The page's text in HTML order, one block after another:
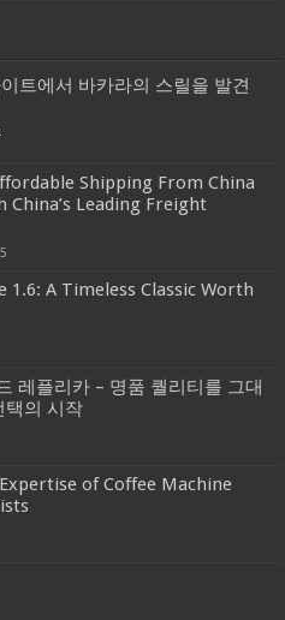
트에서 바카라의 스릴을 발견
Shipping From China
China’s Leading Freight
1.6: A Timeless Classic Worth
레플리카 – 명품 퀄리티를 그대
택의 시작
of Coffee Machine